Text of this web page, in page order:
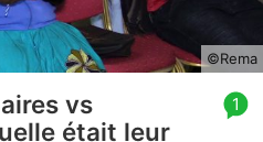
©Rema
1
vs
était leur